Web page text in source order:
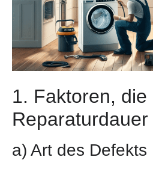
1. Faktoren, die
a) Art des Defekts